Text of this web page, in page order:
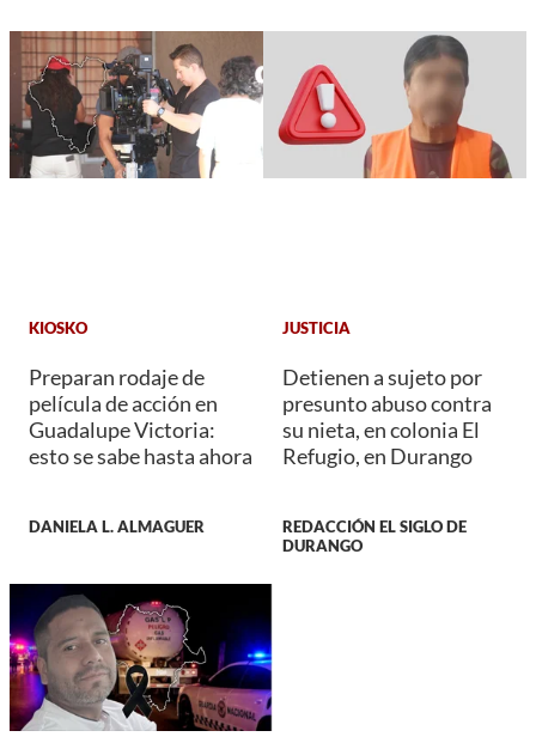
KIOSKO
Preparan rodaje de
película de acción en
Guadalupe Victoria:
esto se sabe hasta ahora
DANIELA L. ALMAGUER
JUSTICIA
Detienen a sujeto por
presunto abuso contra
su nieta, en colonia El
Refugio, en Durango
REDACCIÓN EL SIGLO DE
DURANGO